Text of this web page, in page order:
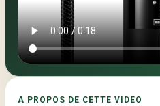
la
A PROPOS DE CETTE VIDEO